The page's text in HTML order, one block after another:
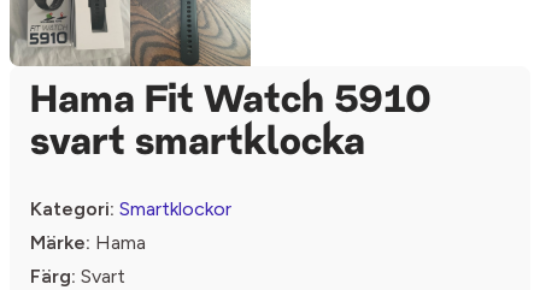
Hama Fit Watch 5910
svart smartklocka
Kategori: Smartklockor
Märke: Hama
Färg: Svart